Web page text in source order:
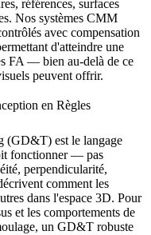
références, surfaces
Nos systèmes CMM
avec compensation
d'atteindre une
FA — bien au-delà de ce
peuvent offrir.
en Règles
(GD&T) est le langage
fonctionner — pas
perpendicularité,
comment les
dans l'espace 3D. Pour
et les comportements de
un GD&T robuste